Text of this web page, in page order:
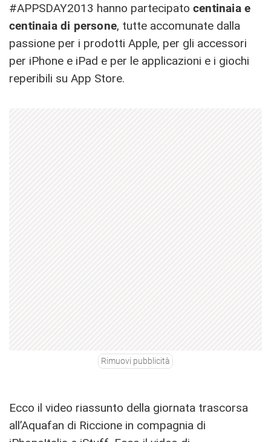
#APPSDAY2013 hanno partecipato centinaia e
centinaia di persone, tutte accomunate dalla
passione per i prodotti Apple, per gli accessori
per iPhone e iPad e per le applicazioni e i giochi
reperibili su App Store.
Rimuovi pubblicità
Ecco il video riassunto della giornata trascorsa
all’Aquafan di Riccione in compagnia di